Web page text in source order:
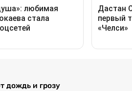
дождь и грозу